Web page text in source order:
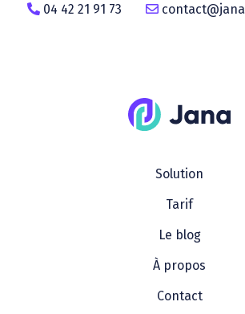
04 42 21 91 73 contact@jana
Solution
Tarif
Le blog
À propos
Contact